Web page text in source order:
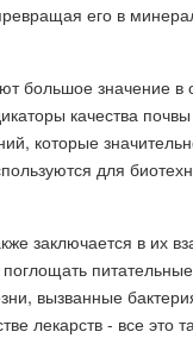
его в
большое значение в
качества
которые
для
заключается в их
вызванные
лекарств - все